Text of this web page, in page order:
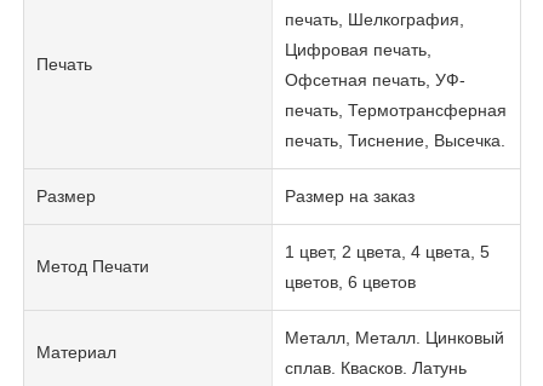
Печать
печать, Шелкография,
Цифровая печать,
Офсетная печать, УФ-
печать, Термотрансферная
печать, Тиснение, Высечка.
Размер Размер на заказ
Метод Печати
1 цвет, 2 цвета, 4 цвета, 5
цветов, 6 цветов
Материал
Металл, Металл. Цинковый
сплав. Квасков. Латунь